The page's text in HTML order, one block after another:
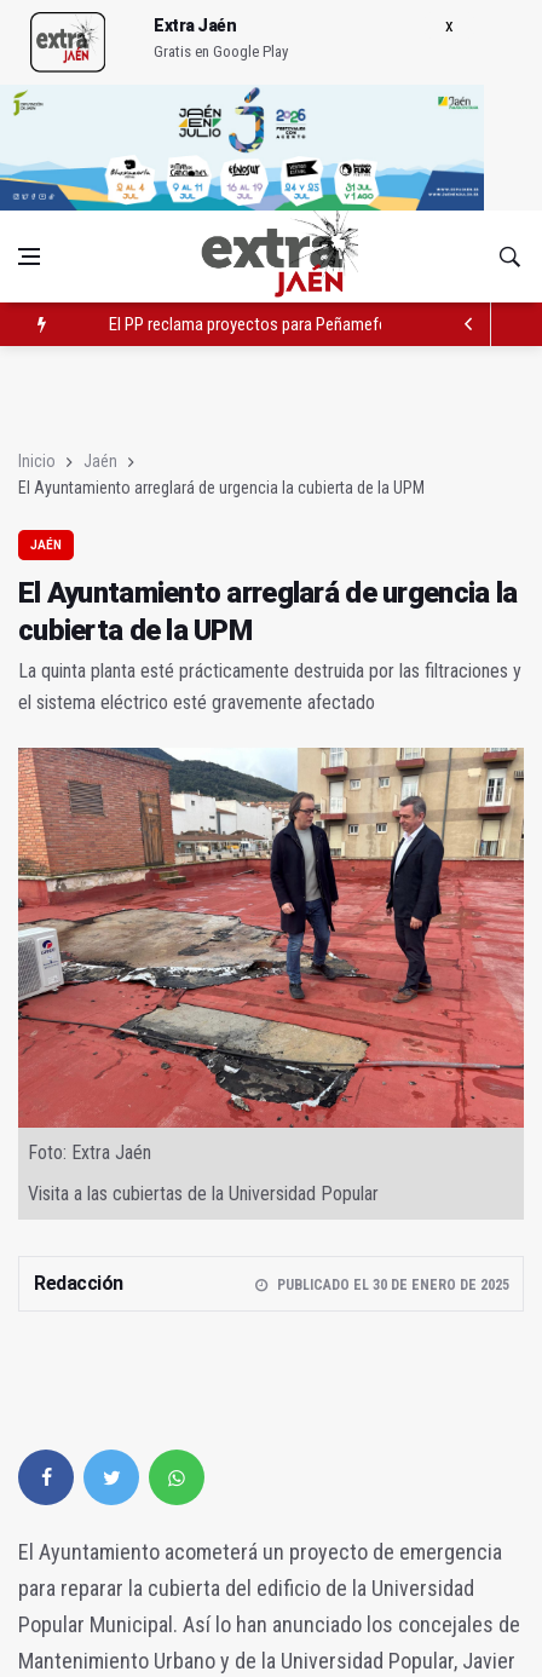
Extra Jaén
Gratis en Google Play
El PP reclama proyectos para Peñamefécit "guardados en el
Inicio
Jaén
El Ayuntamiento arreglará de urgencia la cubierta de la UPM
JAÉN
El Ayuntamiento arreglará de urgencia la
cubierta de la UPM
La quinta planta esté prácticamente destruida por las filtraciones y
el sistema eléctrico esté gravemente afectado
Foto: Extra Jaén
Visita a las cubiertas de la Universidad Popular
Redacción PUBLICADO EL 30 DE ENERO DE 2025
El Ayuntamiento acometerá un proyecto de emergencia
para reparar la cubierta del edificio de la Universidad
Popular Municipal. Así lo han anunciado los concejales de
Mantenimiento Urbano y de la Universidad Popular, Javier